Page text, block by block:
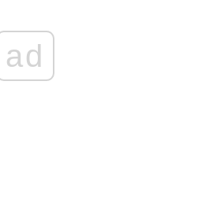
ad